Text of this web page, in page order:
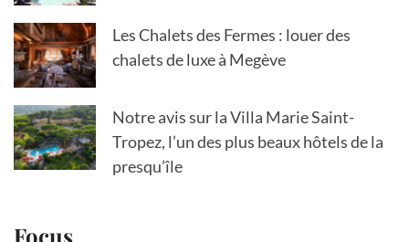
Les Chalets des Fermes : louer des
chalets de luxe à Megève
Notre avis sur la Villa Marie Saint-
Tropez, l’un des plus beaux hôtels de la
presqu’île
Focus